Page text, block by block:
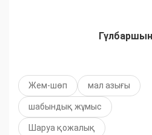
Жем-шөп мал азығы
шабындық жұмыс
Шаруа қожалық